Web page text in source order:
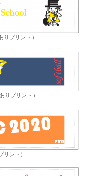
りプリント ）
りプリント ）
リント ）